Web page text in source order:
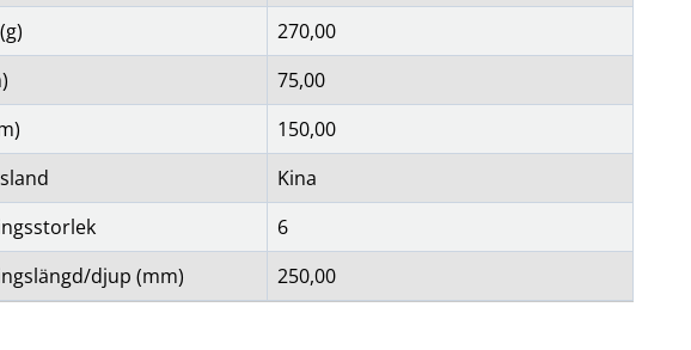
270,00
75,00
150,00
Kina
6
djup (mm)
250,00